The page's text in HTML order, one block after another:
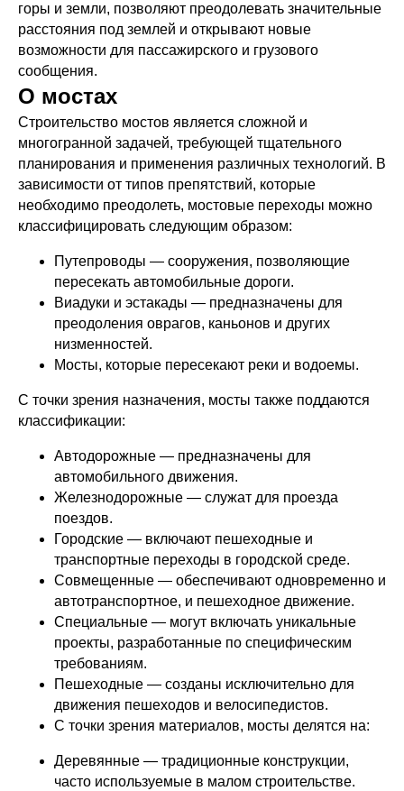
горы и земли, позволяют преодолевать значительные
расстояния под землей и открывают новые
возможности для пассажирского и грузового
сообщения.
О мостах
Строительство мостов является сложной и
многогранной задачей, требующей тщательного
планирования и применения различных технологий. В
зависимости от типов препятствий, которые
необходимо преодолеть, мостовые переходы можно
классифицировать следующим образом:
Путепроводы — сооружения, позволяющие
пересекать автомобильные дороги.
Виадуки и эстакады — предназначены для
преодоления оврагов, каньонов и других
низменностей.
Мосты, которые пересекают реки и водоемы.
С точки зрения назначения, мосты также поддаются
классификации:
Автодорожные — предназначены для
автомобильного движения.
Железнодорожные — служат для проезда
поездов.
Городские — включают пешеходные и
транспортные переходы в городской среде.
Совмещенные — обеспечивают одновременно и
автотранспортное, и пешеходное движение.
Специальные — могут включать уникальные
проекты, разработанные по специфическим
требованиям.
Пешеходные — созданы исключительно для
движения пешеходов и велосипедистов.
С точки зрения материалов, мосты делятся на:
Деревянные — традиционные конструкции,
часто используемые в малом строительстве.